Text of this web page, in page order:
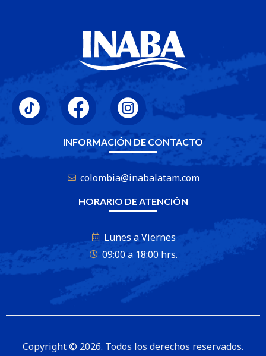
INFORMACIÓN DE CONTACTO
colombia@inabalatam.com
HORARIO DE ATENCIÓN
Lunes a Viernes
09:00 a 18:00 hrs.
Copyright © 2026. Todos los derechos reservados.